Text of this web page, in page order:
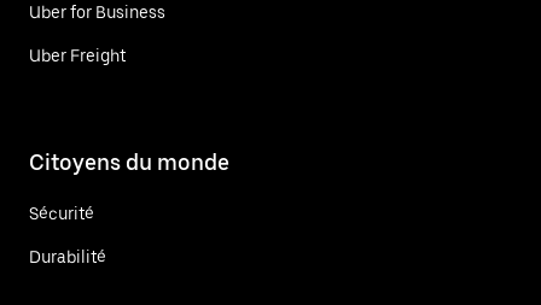
Uber for Business
Uber Freight
Citoyens du monde
Sécurité
Durabilité